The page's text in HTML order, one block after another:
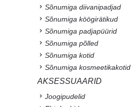
Sõnumiga diivanipadjad
Sõnumiga köögirätikud
Sõnumiga padjapüürid
Sõnumiga põlled
Sõnumiga kotid
Sõnumiga kosmeetikakotid
AKSESSUAARID
Joogipudelid